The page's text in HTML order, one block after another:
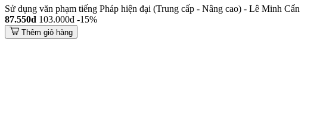
Sử dụng văn phạm tiếng Pháp hiện đại (Trung cấp - Nâng cao) - Lê Minh Cẩn
87.550đ 103.000đ -15%
Thêm giỏ hàng